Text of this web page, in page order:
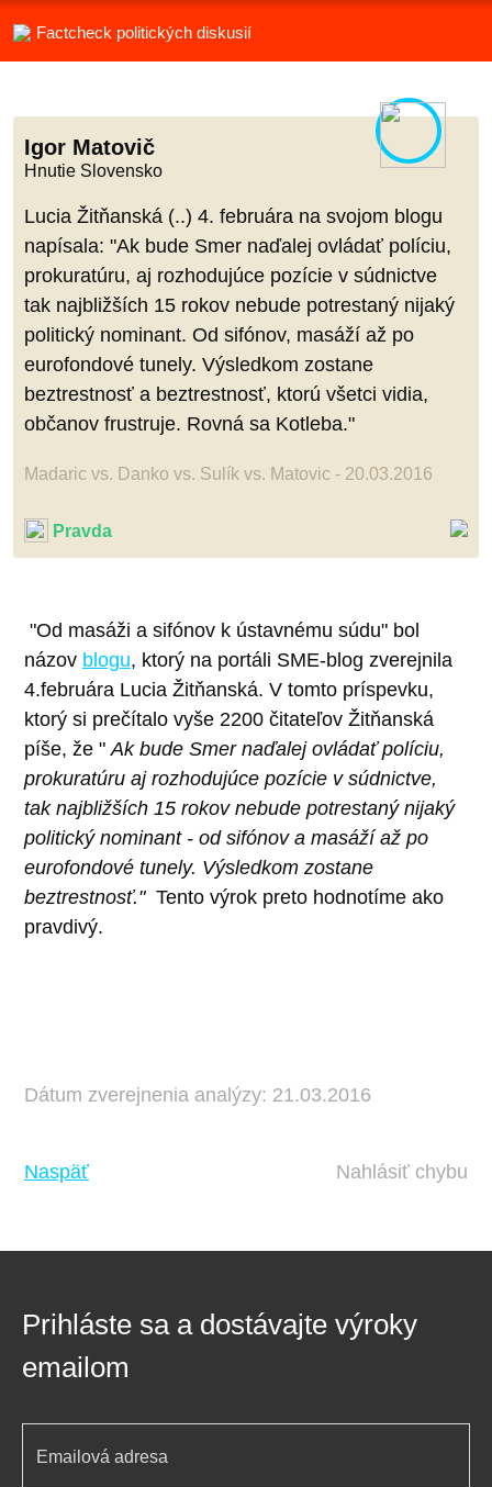
Factcheck politických diskusií
Igor Matovič
Hnutie Slovensko
Lucia Žitňanská (..) 4. februára na svojom blogu
napísala: "Ak bude Smer naďalej ovládať políciu,
prokuratúru, aj rozhodujúce pozície v súdnictve
tak najbližších 15 rokov nebude potrestaný nijaký
politický nominant. Od sifónov, masáží až po
eurofondové tunely. Výsledkom zostane
beztrestnosť a beztrestnosť, ktorú všetci vidia,
občanov frustruje. Rovná sa Kotleba."
Madaric vs. Danko vs. Sulík vs. Matovic - 20.03.2016
Pravda
"Od masáži a sifónov k ústavnému súdu" bol
názov blogu, ktorý na portáli SME-blog zverejnila
4.februára Lucia Žitňanská. V tomto príspevku,
ktorý si prečítalo vyše 2200 čitateľov Žitňanská
píše, že " Ak bude Smer naďalej ovládať políciu,
prokuratúru aj rozhodujúce pozície v súdnictve,
tak najbližších 15 rokov nebude potrestaný nijaký
politický nominant - od sifónov a masáží až po
eurofondové tunely. Výsledkom zostane
beztrestnosť." Tento výrok preto hodnotíme ako
pravdivý.
Dátum zverejnenia analýzy: 21.03.2016
Naspäť Nahlásiť chybu
Prihláste sa a dostávajte výroky
emailom